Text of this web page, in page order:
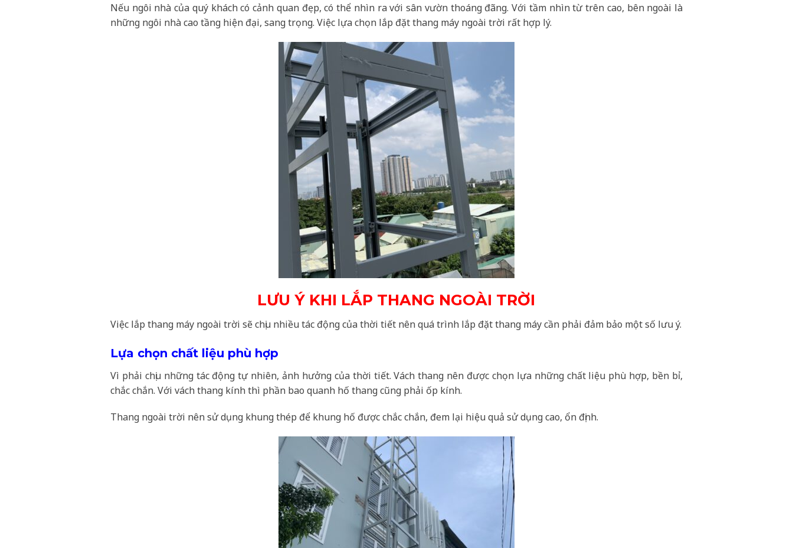
Nếu ngôi nhà của quý khách có cảnh quan đẹp, có thể nhìn ra với sân vườn thoáng đãng. Với tầm nhìn từ trên cao, bên ngoài là
những ngôi nhà cao tầng hiện đại, sang trọng. Việc lựa chọn lắp đặt thang máy ngoài trời rất hợp lý.
LƯU Ý KHI LẮP THANG NGOÀI TRỜI
Việc lắp thang máy ngoài trời sẽ chịu nhiều tác động của thời tiết nên quá trình lắp đặt thang máy cần phải đảm bảo một số lưu ý.
Lựa chọn chất liệu phù hợp
Vì phải chịu những tác động tự nhiên, ảnh hưởng của thời tiết. Vách thang nên được chọn lựa những chất liệu phù hợp, bền bỉ,
chắc chắn. Với vách thang kính thì phần bao quanh hố thang cũng phải ốp kính.
Thang ngoài trời nên sử dụng khung thép để khung hố được chắc chắn, đem lại hiệu quả sử dụng cao, ổn định.